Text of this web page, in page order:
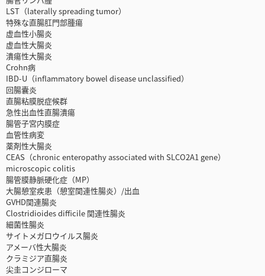
LST（laterally spreading tumor）
特殊な直腸肛門部腫瘍
虚血性小腸炎
虚血性大腸炎
潰瘍性大腸炎
Crohn病
IBD-U（inflammatory bowel disease unclassified）
回腸囊炎
直腸粘膜脱症候群
急性出血性直腸潰瘍
腸管子宮内膜症
血管性病変
薬剤性大腸炎
CEAS（chronic enteropathy associated with SLCO2A1 gene）
microscopic colitis
腸管膜静脈硬化症（MP）
大腸憩室疾患（憩室関連性腸炎）/出血
GVHD関連腸炎
Clostridioides difficile 関連性腸炎
細菌性腸炎
サイトメガロウイルス腸炎
アメーバ性大腸炎
クラミジア直腸炎
尖圭コンジローマ